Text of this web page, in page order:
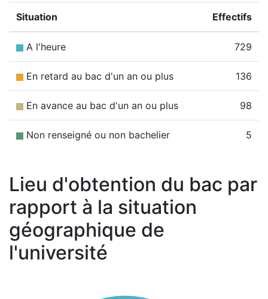
Situation Effectifs
A l'heure 729
En retard au bac d'un an ou plus 136
En avance au bac d'un an ou plus 98
Non renseigné ou non bachelier 5
Lieu d'obtention du bac par
rapport à la situation
géographique de
l'université